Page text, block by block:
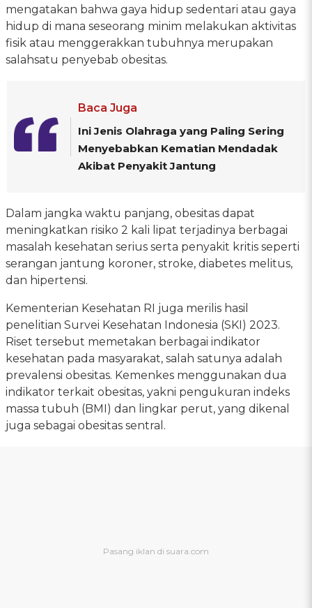
mengatakan bahwa gaya hidup sedentari atau gaya
hidup di mana seseorang minim melakukan aktivitas
fisik atau menggerakkan tubuhnya merupakan
salahsatu penyebab obesitas.
Baca Juga
Ini Jenis Olahraga yang Paling Sering
Menyebabkan Kematian Mendadak
Akibat Penyakit Jantung
Dalam jangka waktu panjang, obesitas dapat
meningkatkan risiko 2 kali lipat terjadinya berbagai
masalah kesehatan serius serta penyakit kritis seperti
serangan jantung koroner, stroke, diabetes melitus,
dan hipertensi.
Kementerian Kesehatan RI juga merilis hasil
penelitian Survei Kesehatan Indonesia (SKI) 2023.
Riset tersebut memetakan berbagai indikator
kesehatan pada masyarakat, salah satunya adalah
prevalensi obesitas. Kemenkes menggunakan dua
indikator terkait obesitas, yakni pengukuran indeks
massa tubuh (BMI) dan lingkar perut, yang dikenal
juga sebagai obesitas sentral.